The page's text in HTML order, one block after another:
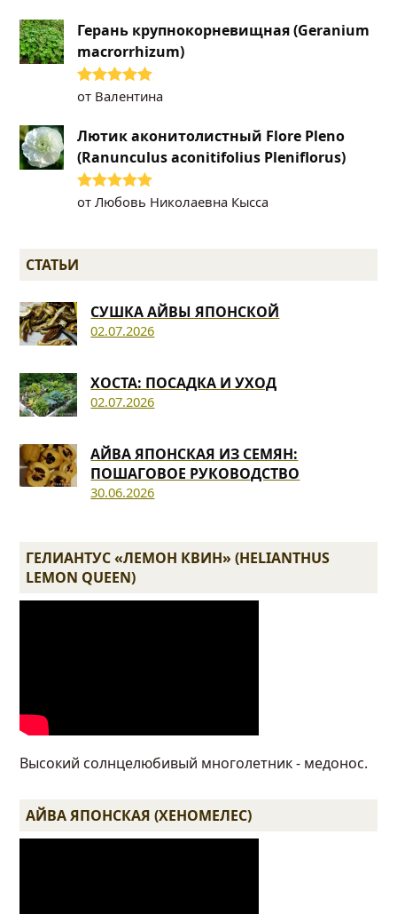
Герань крупнокорневищная (Geranium
macrorrhizum)
Оценка5из
от Валентина
Лютик аконитолистный Flore Pleno
(Ranunculus aconitifolius Pleniflorus)
Оценка5из
от Любовь Николаевна Кысса
СТАТЬИ
СУШКА АЙВЫ ЯПОНСКОЙ
02.07.2026
ХОСТА: ПОСАДКА И УХОД
02.07.2026
АЙВА ЯПОНСКАЯ ИЗ СЕМЯН:
ПОШАГОВОЕ РУКОВОДСТВО
30.06.2026
ГЕЛИАНТУС «ЛЕМОН КВИН» (HELIANTHUS
LEMON QUEEN)
Высокий солнцелюбивый многолетник - медонос.
АЙВА ЯПОНСКАЯ (ХЕНОМЕЛЕС)